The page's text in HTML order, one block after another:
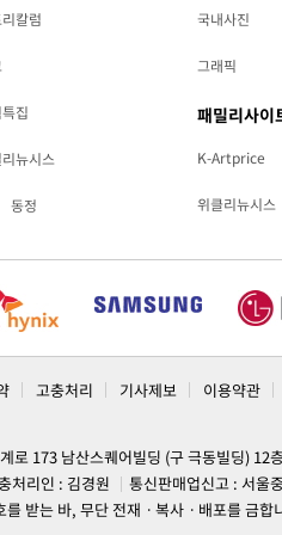
칼럼
집
뉴시스
동정
국내사진
그래픽
패밀리사이
K-Artprice
위클리뉴시스
고충처리 기사제보 이용약관
로 173 남산스퀘어빌딩 (구 극동빌딩) 12
처리인 : 김경원 통신판매업신고 : 서울
를 받는 바, 무단 전재ㆍ복사ㆍ배포를